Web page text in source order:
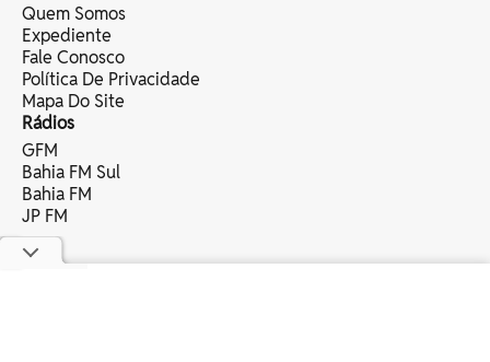
Quem Somos
Expediente
Fale Conosco
Política De Privacidade
Mapa Do Site
Rádios
GFM
Bahia FM Sul
Bahia FM
JP FM